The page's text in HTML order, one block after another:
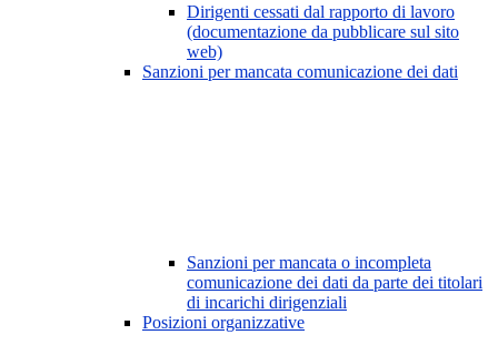
Dirigenti cessati dal rapporto di lavoro
(documentazione da pubblicare sul sito
web)
Sanzioni per mancata comunicazione dei dati
Sanzioni per mancata o incompleta
comunicazione dei dati da parte dei titolari
di incarichi dirigenziali
Posizioni organizzative